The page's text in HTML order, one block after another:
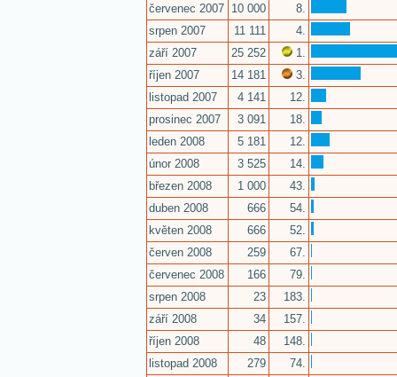
červenec 2007 10 000
8.
srpen 2007
11 111
4.
září 2007
25 252
1.
říjen 2007
14 181
3.
listopad 2007
4 141
12.
prosinec 2007
3 091
18.
leden 2008
5 181
12.
únor 2008
3 525
14.
březen 2008
1 000
43.
duben 2008
666
54.
květen 2008
666
52.
červen 2008
259
67.
červenec 2008
166
79.
srpen 2008
23
183.
září 2008
34
157.
říjen 2008
48
148.
listopad 2008
279
74.